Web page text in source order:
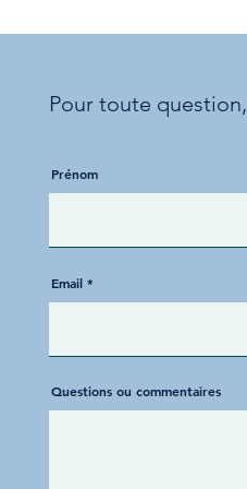
Pour toute question,
Prénom
Email
Questions ou commentaires